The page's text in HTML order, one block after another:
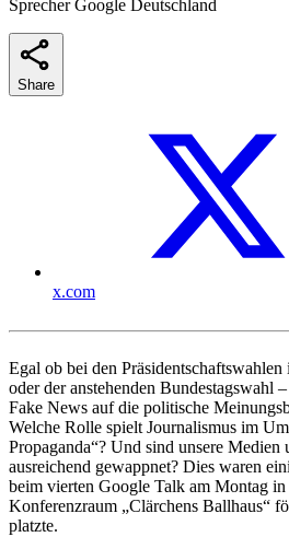
Sprecher Google Deutschland
Share
x.com
Egal ob bei den
oder der anstehenden Bundestagswahl
Fake News auf die politische
Welche Rolle spielt Journalismus im
Propaganda“? Und sind unsere
ausreichend gewappnet? Dies waren
beim vierten Google Talk am Montag
Konferenzraum „Clärchens Ballhaus“
platzte.